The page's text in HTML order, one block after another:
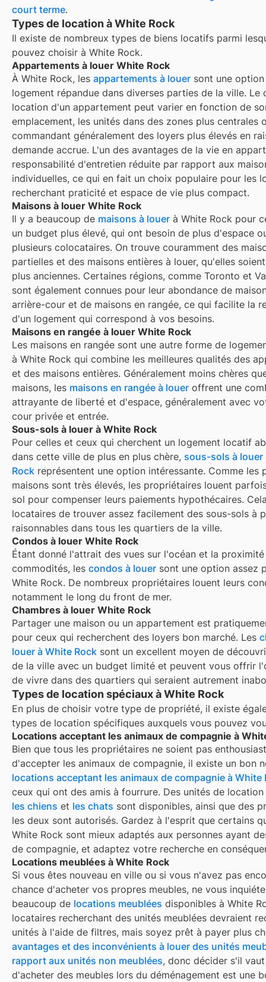
court terme.
Types de location à White Rock
Il existe de nombreux types de biens locatifs parmi
pouvez choisir à White Rock.
Appartements à louer White Rock
À White Rock, les appartements à louer sont une
logement répandue dans diverses parties de la ville. Le
location d'un appartement peut varier en fonction de
emplacement, les unités dans des zones plus centrales
commandant généralement des loyers plus élevés en
demande accrue. L'un des avantages de la vie en
responsabilité d'entretien réduite par rapport aux
individuelles, ce qui en fait un choix populaire pour les
recherchant praticité et espace de vie plus compact.
Maisons à louer White Rock
Il y a beaucoup de maisons à louer à White Rock pour
un budget plus élevé, qui ont besoin de plus d'espace
plusieurs colocataires. On trouve couramment des
partielles et des maisons entières à louer, qu'elles
plus anciennes. Certaines régions, comme Toronto et
sont également connues pour leur abondance de
arrière-cour et de maisons en rangée, ce qui facilite la
d'un logement qui correspond à vos besoins.
Maisons en rangée à louer White Rock
Les maisons en rangée sont une autre forme de
à White Rock qui combine les meilleures qualités des
et des maisons entières. Généralement moins chères
maisons, les maisons en rangée à louer offrent une
attrayante de liberté et d'espace, généralement avec
cour privée et entrée.
Sous-sols à louer à White Rock
Pour celles et ceux qui cherchent un logement locatif
dans cette ville de plus en plus chère, sous-sols à louer
Rock représentent une option intéressante. Comme les
maisons sont très élevés, les propriétaires louent
sol pour compenser leurs paiements hypothécaires.
locataires de trouver assez facilement des sous-sols à
raisonnables dans tous les quartiers de la ville.
Condos à louer White Rock
Étant donné l'attrait des vues sur l'océan et la
commodités, les condos à louer sont une option assez
White Rock. De nombreux propriétaires louent leurs
notamment le long du front de mer.
Chambres à louer White Rock
Partager une maison ou un appartement est
pour ceux qui recherchent des loyers bon marché. Les
louer à White Rock sont un excellent moyen de
de la ville avec un budget limité et peuvent vous offrir
de vivre dans des quartiers qui seraient autrement
Types de location spéciaux à White Rock
En plus de choisir votre type de propriété, il existe
types de location spécifiques auxquels vous pouvez
Locations acceptant les animaux de compagnie à
Bien que tous les propriétaires ne soient pas
d'accepter les animaux de compagnie, il existe un bon
locations acceptant les animaux de compagnie à White
ceux qui ont des amis à fourrure. Des unités de location
les chiens et les chats sont disponibles, ainsi que des
les deux sont autorisés. Gardez à l'esprit que certains
White Rock sont mieux adaptés aux personnes ayant
de compagnie, et adaptez votre recherche en
Locations meublées à White Rock
Si vous êtes nouveau en ville ou si vous n'avez pas
chance d'acheter vos propres meubles, ne vous
beaucoup de locations meublées disponibles à White
locataires recherchant des unités meublées devraient
unités à l'aide de filtres, mais soyez prêt à payer plus
avantages et des inconvénients à louer des unités
rapport aux unités non meublées, donc décider s'il
d'acheter des meubles lors du déménagement est une